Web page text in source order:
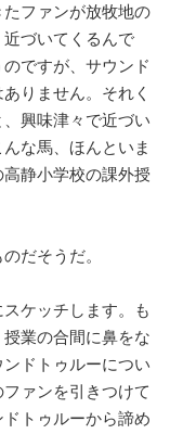
たファンが放牧地の
づいてくるんで
ですが、サウンド
りません。それく
興味津々で近づい
な馬、ほんといま
静小学校の課外授
だそうだ。
ケッチします。も
業の合間に鼻をな
ドトゥルーについ
ァンを引きつけて
トゥルーから諦め